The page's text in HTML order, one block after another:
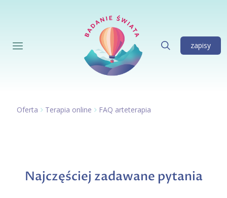
zapisy
Oferta Terapia online FAQ arteterapia
Najczęściej zadawane pytania